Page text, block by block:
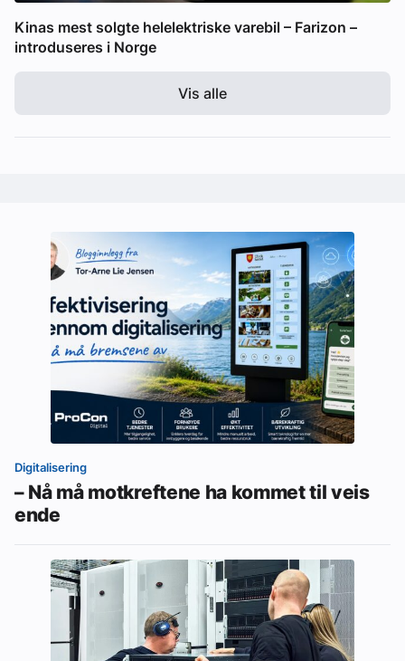
Kinas mest solgte helelektriske varebil – Farizon –
introduseres i Norge
Vis alle
Digitalisering
– Nå må motkreftene ha kommet til veis
ende